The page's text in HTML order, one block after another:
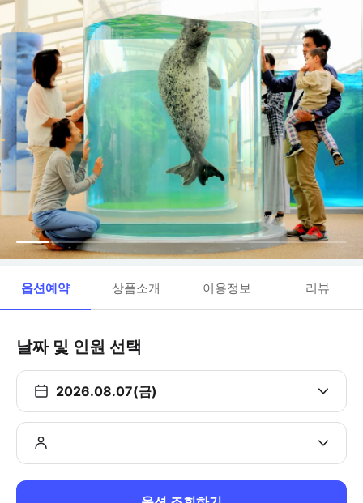
옵션예약 상품소개 이용정보 리뷰
날짜 및 인원 선택
2026.08.07(금)